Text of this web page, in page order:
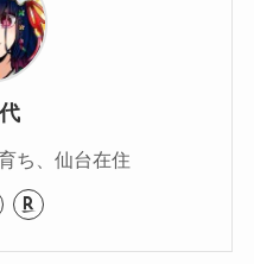
ち、仙台在住